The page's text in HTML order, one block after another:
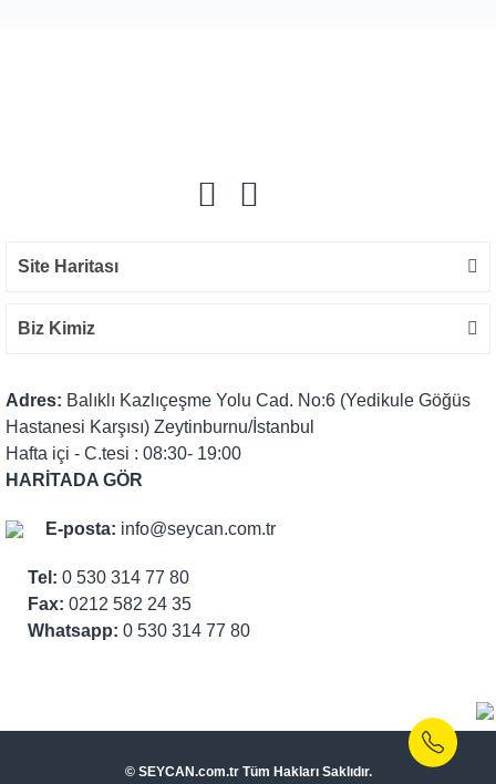
Site Haritası
Biz Kimiz
Adres: Balıklı Kazlıçeşme Yolu Cad. No:6 (Yedikule Göğüs
Hastanesi Karşısı) Zeytinburnu/İstanbul
Hafta içi - C.tesi : 08:30- 19:00
HARİTADA GÖR
E-posta: info@seycan.com.tr
Tel: 0 530 314 77 80
Fax: 0212 582 24 35
Whatsapp: 0 530 314 77 80
© SEYCAN.com.tr Tüm Hakları Saklıdır.